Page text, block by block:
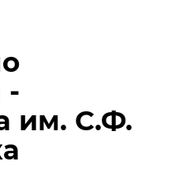
-
им. С.Ф.